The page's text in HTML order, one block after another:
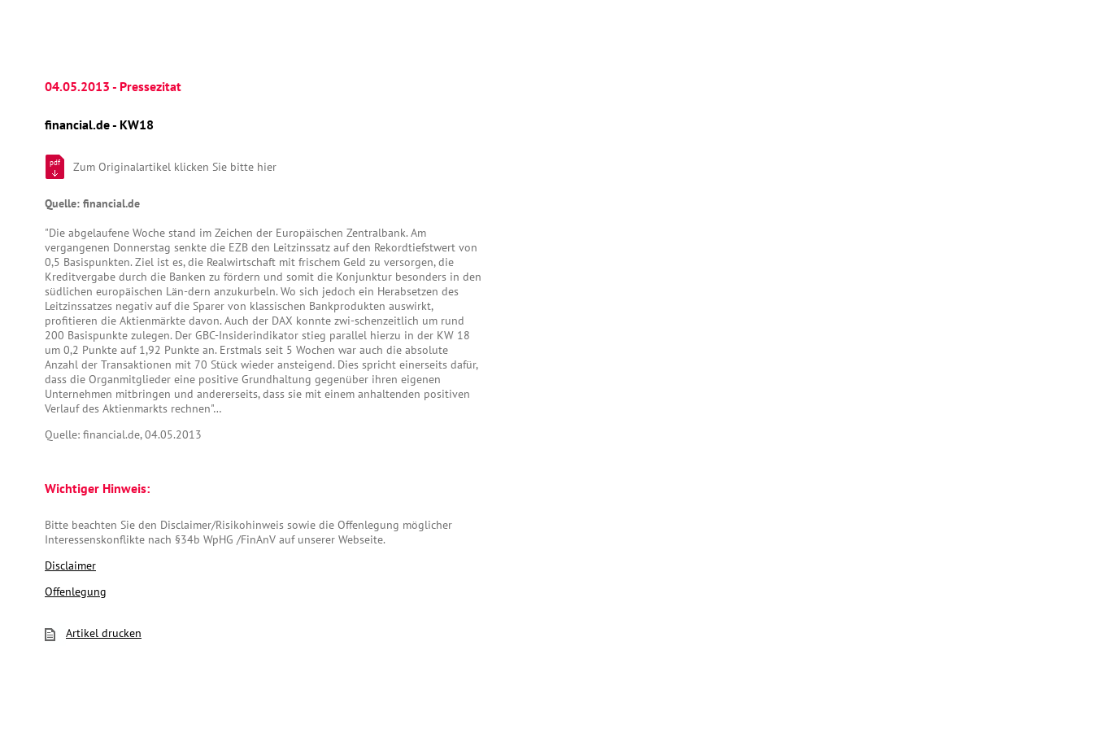
04.05.2013 - Pressezitat
financial.de - KW18
pdf Zum Originalartikel klicken Sie bitte hier
Quelle: financial.de
"Die abgelaufene Woche stand im Zeichen der Europäischen Zentralbank. Am
vergangenen Donnerstag senkte die EZB den Leitzinssatz auf den Rekordtiefstwert von
0,5 Basispunkten. Ziel ist es, die Realwirtschaft mit frischem Geld zu versorgen, die
Kreditvergabe durch die Banken zu fördern und somit die Konjunktur besonders in den
südlichen europäischen Län-dern anzukurbeln. Wo sich jedoch ein Herabsetzen des
Leitzinssatzes negativ auf die Sparer von klassischen Bankprodukten auswirkt,
profitieren die Aktienmärkte davon. Auch der DAX konnte zwi-schenzeitlich um rund
200 Basispunkte zulegen. Der GBC-Insiderindikator stieg parallel hierzu in der KW 18
um 0,2 Punkte auf 1,92 Punkte an. Erstmals seit 5 Wochen war auch die absolute
Anzahl der Transaktionen mit 70 Stück wieder ansteigend. Dies spricht einerseits dafür,
dass die Organmitglieder eine positive Grundhaltung gegenüber ihren eigenen
Unternehmen mitbringen und andererseits, dass sie mit einem anhaltenden positiven
Verlauf des Aktienmarkts rechnen"…
Quelle: financial.de, 04.05.2013
Wichtiger Hinweis:
Bitte beachten Sie den Disclaimer/Risikohinweis sowie die Offenlegung möglicher
Interessenskonflikte nach §34b WpHG /FinAnV auf unserer Webseite.
Disclaimer
Offenlegung
Artikel drucken